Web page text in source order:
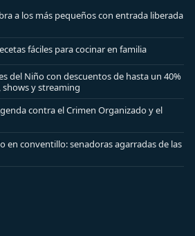
a los más pequeños con entrada liberada
fáciles para cocinar en familia
del Niño con descuentos de hasta un 40%
shows y streaming
contra el Crimen Organizado y el
en conventillo: senadoras agarradas de las